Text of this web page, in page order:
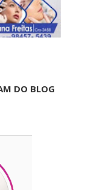
DO BLOG